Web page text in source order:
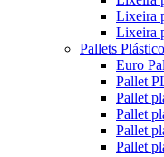
Lixeira
Lixeira
Pallets
Euro
Pallet
Pallet
Pallet
Pallet
Pallet